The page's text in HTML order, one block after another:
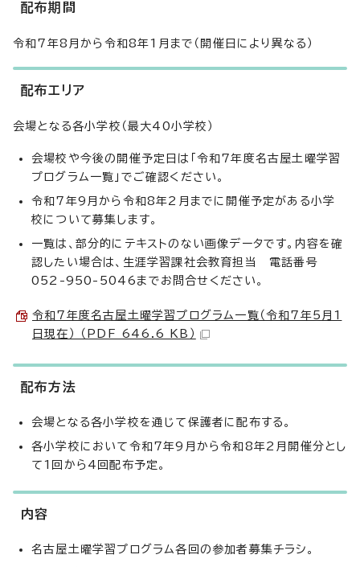
配布期間
令和7年8月から令和8年1月まで（開催日により異なる）
配布エリア
会場となる各小学校（最大40小学校）
会場校や今後の開催予定日は「令和7年度名古屋土曜学習
プログラム一覧」でご確認ください。
令和7年9月から令和8年2月までに開催予定がある小学
校について募集します。
一覧は、部分的にテキストのない画像データです。内容を確
認したい場合は、生涯学習課社会教育担当 電話番号
052-950-5046までお問合せください。
令和7年度名古屋土曜学習プログラム一覧（令和7年5月1
日現在） （PDF 646.6 KB）
配布方法
会場となる各小学校を通じて保護者に配布する。
各小学校において令和7年9月から令和8年2月開催分とし
て1回から4回配布予定。
内容
名古屋土曜学習プログラム各回の参加者募集チラシ。